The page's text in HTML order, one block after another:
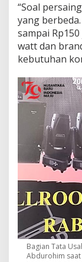
“Soal
yang
sampai
watt dan
kebutuhan
Bagian Tata
Abdurohim